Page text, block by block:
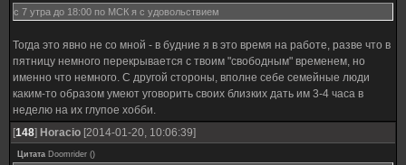
с 7 утра до 18:00 по МСК я с удовольствием
Тогда это явно не со мной - в будние я в это время на работе, разве что в
пятницу немного перекрывается с твоим "свободным" временем, но
именно что немного. С другой стороны, вполне себе семейные люди
каким-то образом умеют уговорить своих близких дать им 3-4 часа в
неделю на их глупое хобби.
[148] Horacio [2014-01-20, 10:06:39]
Цитата Doomrider ()